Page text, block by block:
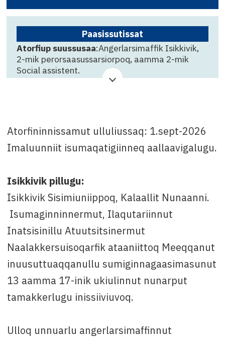
Paasissutissat
Atorfiup suussusaa:Angerlarsimaffik Isikkivik,
2-mik perorsaasussarsiorpoq, aamma 2-mik
Social assistent.
Attavissaq: Ânâ-Grethe Klein, oqarasuaat +299
580333, e-mail: isikkivik@isikkivik.gl
Atorfininnissamut ulluliussaq: 1.sept-2026
Imaluunniit isumaqatigiinneq aallaavigalugu.
Isikkivik pillugu:
Isikkivik Sisimiuniippoq, Kalaallit Nunaanni.
Isumaginninnermut, Ilaqutariinnut
Inatsisinillu Atuutsitsinermut
Naalakkersuisoqarfik ataaniittoq Meeqqanut
inuusuttuaqqanullu sumiginnagaasimasunut
13 aamma 17-inik ukiulinnut nunarput
tamakkerlugu inissiiviuvoq.
Ulloq unnuarlu angerlarsimaffinnut